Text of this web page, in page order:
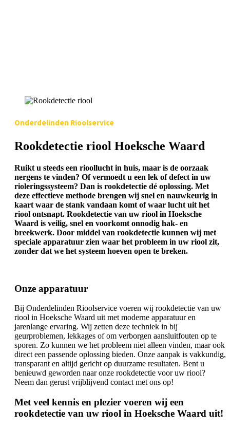
Onderdelinden Rioolservice
Rookdetectie riool Hoeksche Waard
Ruikt u steeds een rioollucht in huis, maar is de oorzaak
nergens te vinden? Of vermoedt u een lek of defect in uw
rioleringssysteem? Dan is rookdetectie dé oplossing. Met
deze effectieve methode brengen wij snel en nauwkeurig in
kaart waar de stank vandaan komt of waar lucht uit het
riool ontsnapt. Rookdetectie van uw riool in Hoeksche
Waard is veilig, snel en voorkomt onnodig hak- en
breekwerk. Door middel van rookdetectie kunnen wij met
speciale apparatuur zien waar het probleem in uw riool zit,
zonder dat we het systeem hoeven open te breken.
Onze apparatuur
Bij Onderdelinden Rioolservice voeren wij rookdetectie van uw
riool in Hoeksche Waard uit met moderne apparatuur en
jarenlange ervaring. Wij zetten deze techniek in bij
geurproblemen, lekkages of om verborgen aansluitfouten op te
sporen. Zo kunnen we het probleem niet alleen vinden, maar ook
direct een passende oplossing bieden. Onze aanpak is vakkundig,
transparant en altijd gericht op duurzame resultaten. Bent u
benieuwd geworden naar onze rookdetectie voor uw riool?
Neem dan gerust vrijblijvend contact met ons op!
Met veel kennis en plezier voeren wij een
rookdetectie van uw riool in Hoeksche Waard uit!